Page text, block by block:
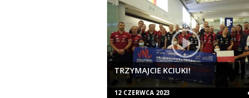
TRZYMAJCIE KCIUKI!
12 CZERWCA 2023